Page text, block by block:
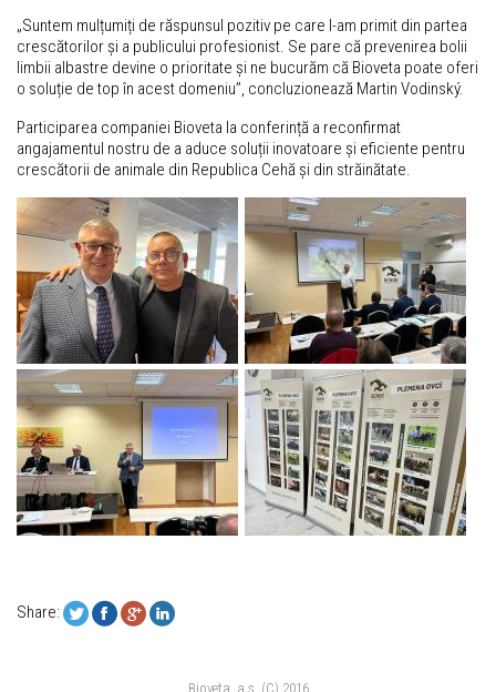
„Suntem mulțumiți de răspunsul pozitiv pe care l-am primit din partea
crescătorilor și a publicului profesionist. Se pare că prevenirea bolii
limbii albastre devine o prioritate și ne bucurăm că Bioveta poate oferi
o soluție de top în acest domeniu”, concluzionează Martin Vodinský.
Participarea companiei Bioveta la conferință a reconfirmat
angajamentul nostru de a aduce soluții inovatoare și eficiente pentru
crescătorii de animale din Republica Cehă și din străinătate.
Share:
Bioveta, a.s. (C) 2016